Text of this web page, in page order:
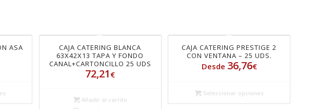
ASA
CAJA CATERING BLANCA
63X42X13 TAPA Y FONDO
CANAL+CARTONCILLO 25 UDS
72,21 €
Añadir al carrito
CAJA CATERING PRESTIGE 2
CON VENTANA – 25 UDS.
Desde 36,76€
Seleccionar opciones